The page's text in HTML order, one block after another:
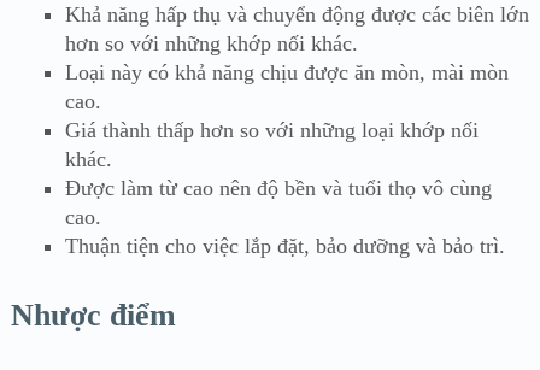
Khả năng hấp thụ và chuyển động được các biên lớn
hơn so với những khớp nối khác.
Loại này có khả năng chịu được ăn mòn, mài mòn
cao.
Giá thành thấp hơn so với những loại khớp nối
khác.
Được làm từ cao nên độ bền và tuổi thọ vô cùng
cao.
Thuận tiện cho việc lắp đặt, bảo dưỡng và bảo trì.
Nhược điểm